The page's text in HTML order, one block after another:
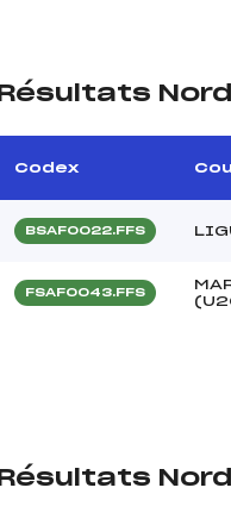
Résultats
Codex
BSAF0022.FFS
FSAF0043.FFS
Résultats